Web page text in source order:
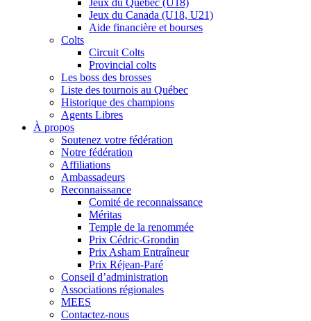
Jeux du Québec (U18)
Jeux du Canada (U18, U21)
Aide financière et bourses
Colts
Circuit Colts
Provincial colts
Les boss des brosses
Liste des tournois au Québec
Historique des champions
Agents Libres
À propos
Soutenez votre fédération
Notre fédération
Affiliations
Ambassadeurs
Reconnaissance
Comité de reconnaissance
Méritas
Temple de la renommée
Prix Cédric-Grondin
Prix Asham Entraîneur
Prix Réjean-Paré
Conseil d’administration
Associations régionales
MEES
Contactez-nous